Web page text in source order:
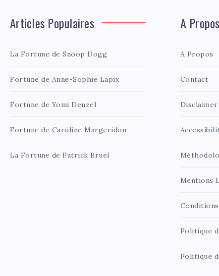
Articles Populaires
La Fortune de Snoop Dogg
Fortune de Anne-Sophie Lapix
Fortune de Yomi Denzel
Fortune de Caroline Margeridon
La Fortune de Patrick Bruel
A Propos
A Propos
Contact
Disclaimer
Mentions
Politique
Politique